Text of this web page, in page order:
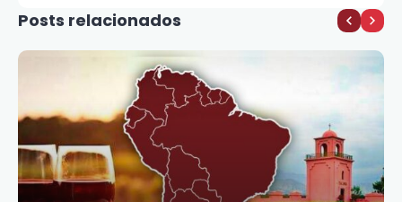
Posts relacionados